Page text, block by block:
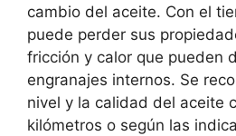
cambio del aceite. Con el
puede perder sus
fricción y calor que pueden
engranajes internos. Se
nivel y la calidad del aceite
kilómetros o según las